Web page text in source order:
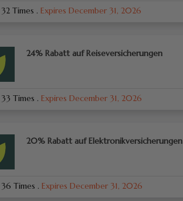
Times . Expires December 31, 2026
24% Rabatt auf Reiseversicherungen
Times . Expires December 31, 2026
20% Rabatt auf Elektronikversicherungen
Times . Expires December 31, 2026